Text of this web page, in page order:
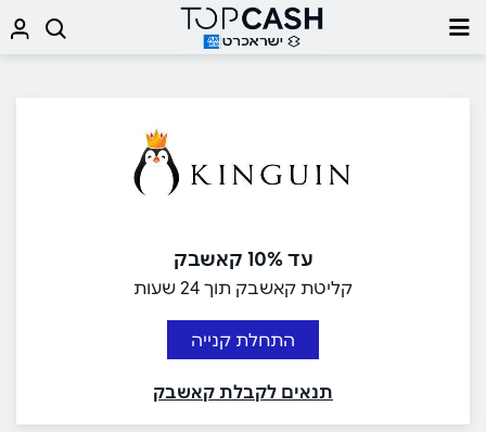
עד 10% קאשבק
קליטת קאשבק תוך 24 שעות
התחלת קנייה
תנאים לקבלת קאשבק